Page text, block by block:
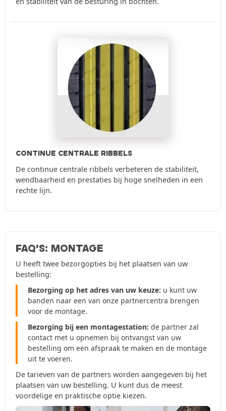
CONTINUE CENTRALE RIBBELS
De continue centrale ribbels verbeteren de stabiliteit,
wendbaarheid en prestaties bij hoge snelheden in een
rechte lijn.
FAQ’S: MONTAGE
U heeft twee bezorgopties bij het plaatsen van uw
bestelling:
Bezorging op het adres van uw keuze: u kunt uw
banden naar een van onze partnercentra brengen
voor de montage.
Bezorging bij een montagestation: de partner zal
contact met u opnemen bij ontvangst van uw
bestelling om een afspraak te maken en de montage
uit te voeren.
De tarieven van de partners worden aangegeven bij het
plaatsen van uw bestelling. U kunt dus de meest
voordelige en praktische optie kiezen.